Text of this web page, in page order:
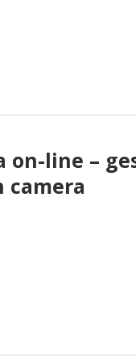
on-line –
camera